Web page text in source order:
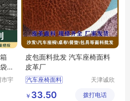
市宇
皮包面料批发 汽车座椅面料
皮革厂
汽车座椅面料
天津诚欣
有限公司
￥ 33.50 拨打电话